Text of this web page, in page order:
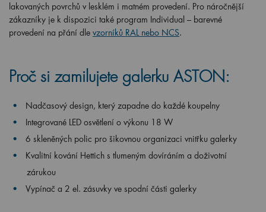
lakovaných povrchů v lesklém i matném provedení. Pro náročnější
zákazníky je k dispozici také program Individual – barevné
provedení na přání dle vzorníků RAL nebo NCS.
Proč si zamilujete galerku ASTON:
Nadčasový design, který zapadne do každé koupelny
Integrované LED osvětlení o výkonu 18 W
6 skleněných polic pro šikovnou organizaci vnitřku galerky
Kvalitní kování Hettich s tlumeným dovíráním a doživotní
zárukou
Vypínač a 2 el. zásuvky ve spodní části galerky